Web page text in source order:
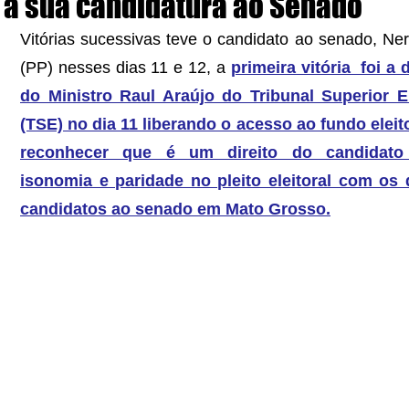
Vitórias sucessivas teve o candidato ao senado,
(PP) nesses dias 11 e 12, a primeira vitória  foi a
do Ministro Raul Araújo do Tribunal Superior
(TSE) no dia 11 liberando o acesso ao fundo
reconhecer que é um direito do
isonomia e paridade no pleito eleitoral com os
candidatos ao senado em Mato Grosso.